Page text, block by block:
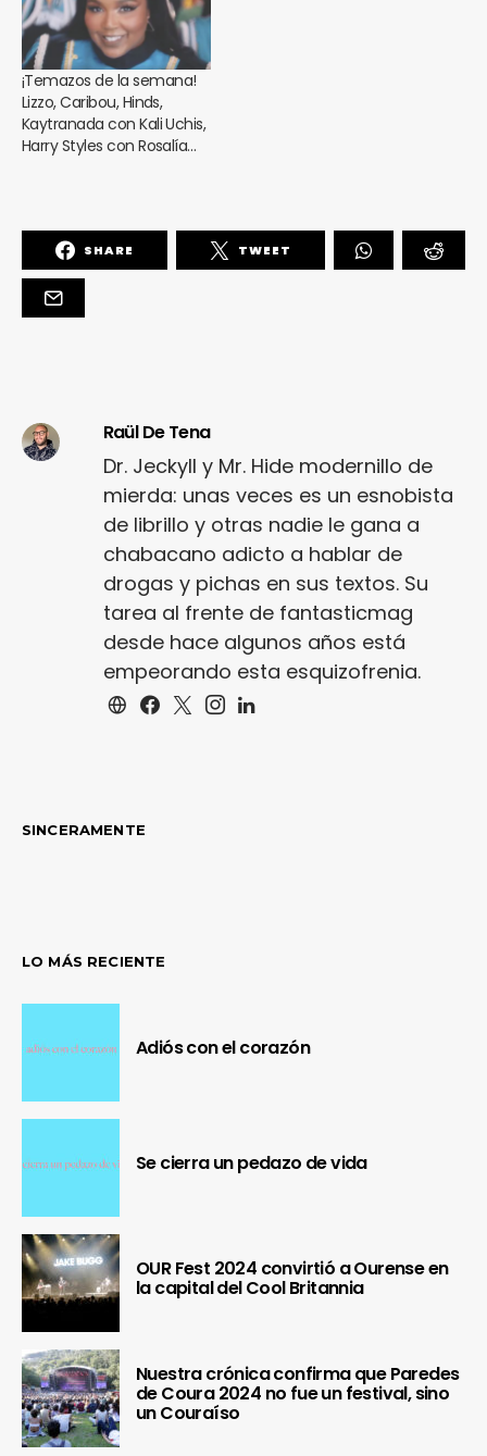
¡Temazos de la semana!
Lizzo, Caribou, Hinds,
Kaytranada con Kali Uchis,
Harry Styles con Rosalía…
SHARE TWEET
Raül De Tena
Dr. Jeckyll y Mr. Hide modernillo de
mierda: unas veces es un esnobista
de librillo y otras nadie le gana a
chabacano adicto a hablar de
drogas y pichas en sus textos. Su
tarea al frente de fantasticmag
desde hace algunos años está
empeorando esta esquizofrenia.
SINCERAMENTE
LO MÁS RECIENTE
Adiós con el corazón
Se cierra un pedazo de vida
OUR Fest 2024 convirtió a Ourense en
la capital del Cool Britannia
Nuestra crónica confirma que Paredes
de Coura 2024 no fue un festival, sino
un Couraíso